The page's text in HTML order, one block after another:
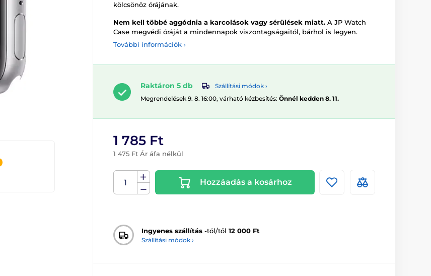
kölcsönöz órájának.
Nem kell többé aggódnia a karcolások vagy sérülések miatt. A JP Watch
Case megvédi óráját a mindennapok viszontagságaitól, bárhol is legyen.
További információk ›
Raktáron 5 db
Szállítási módok ›
Megrendelések 9. 8. 16:00, várható kézbesítés: Önnél kedden 8. 11.
1 785 Ft
1 475 Ft Ár áfa nélkül
Hozzáadás a kosárhoz
Ingyenes szállítás -tól/től 12 000 Ft
Szállítási módok ›